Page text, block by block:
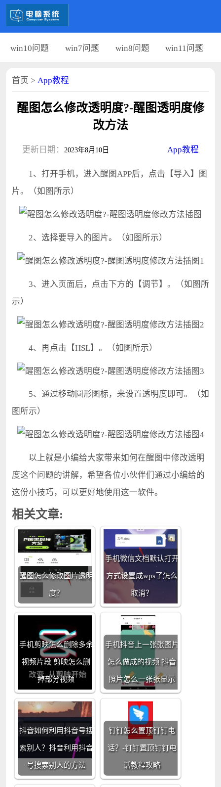
win10问题 win7问题 win8问题 win11问题
首页 > App教程
醒图怎么修改透明度?-醒图透明度修
改方法
更新日期： 2023年8月10日 App教程
1、打开手机，进入醒图APP后，点击【导入】图
片。（如图所示）
2、选择要导入的图片。（如图所示）
3、进入页面后，点击下方的【调节】。（如图所
示）
4、再点击【HSL】。（如图所示）
5、通过移动圆形图标，来设置透明度即可。（如
图所示）
以上就是小编给大家带来如何在醒图中修改透明
度这个问题的讲解，希望各位小伙伴们通过小编给的
这份小技巧，可以更好地使用这一软件。
相关文章:
醒图怎么修改图片透明
度？
手机微信文档默认打开
方式设置成wps了怎么
取消？
手机剪映怎么删除多余
视频片段 剪映怎么删
掉部分视频
手机抖音上一张张图片
怎么做成的视频 抖音
照片怎么一张张显示
抖音如何利用抖音号搜
索别人？抖音利用抖音
号搜索别人的方法
钉钉怎么置顶钉钉电
话？-钉钉置顶钉钉电
话教程攻略